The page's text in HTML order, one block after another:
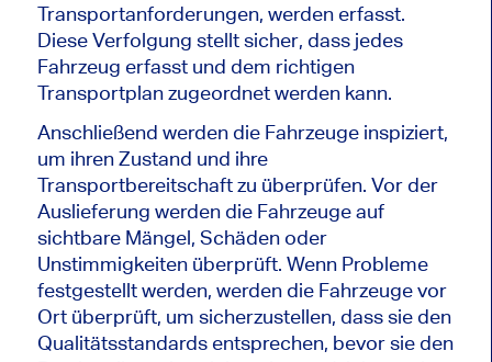
Transportanforderungen, werden erfasst.
Diese Verfolgung stellt sicher, dass jedes
Fahrzeug erfasst und dem richtigen
Transportplan zugeordnet werden kann.
Anschließend werden die Fahrzeuge inspiziert,
um ihren Zustand und ihre
Transportbereitschaft zu überprüfen. Vor der
Auslieferung werden die Fahrzeuge auf
sichtbare Mängel, Schäden oder
Unstimmigkeiten überprüft. Wenn Probleme
festgestellt werden, werden die Fahrzeuge vor
Ort überprüft, um sicherzustellen, dass sie den
Qualitätsstandards entsprechen, bevor sie den